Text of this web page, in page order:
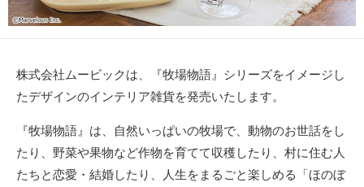
株式会社ムービックは、『牧場物語』シリーズをイメージし
たデザインのインテリア雑貨を発売いたします。
『牧場物語』は、自然いっぱいの牧場で、動物のお世話をし
たり、野菜や果物など作物を育てて収穫したり、村に住む人
たちと恋愛・結婚したり、人生をまるごと楽しめる「ほのぼ